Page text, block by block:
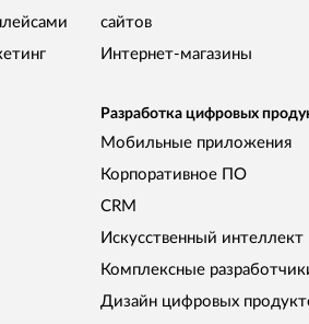
сайтов
Интернет-магазины
Разработка цифровых
Мобильные приложения
Корпоративное ПО
CRM
Искусственный интеллект
Комплексные
Дизайн цифровых